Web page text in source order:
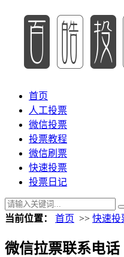
首页
人工投票
微信投票
投票教程
微信刷票
快速投票
投票日记
当前位置： 首页 >> 快速投
微信拉票联系电话